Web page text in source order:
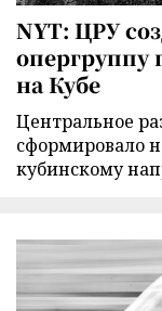
NYT: ЦРУ
опергруппу
на Кубе
Центральное
сформировало
кубинскому